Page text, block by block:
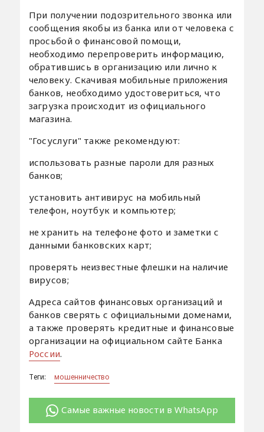
При получении подозрительного звонка или
сообщения якобы из банка или от человека с
просьбой о финансовой помощи,
необходимо перепроверить информацию,
обратившись в организацию или лично к
человеку. Скачивая мобильные приложения
банков, необходимо удостовериться, что
загрузка происходит из официального
магазина.
"Госуслуги" также рекомендуют:
использовать разные пароли для разных
банков;
установить антивирус на мобильный
телефон, ноутбук и компьютер;
не хранить на телефоне фото и заметки с
данными банковских карт;
проверять неизвестные флешки на наличие
вирусов;
Адреса сайтов финансовых организаций и
банков сверять с официальными доменами,
а также проверять кредитные и финансовые
организации на официальном сайте Банка
России.
Теги: мошенничество
Самые важные новости в WhatsApp